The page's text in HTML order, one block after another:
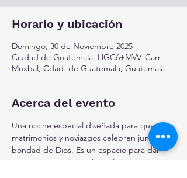
Horario y ubicación
Domingo, 30 de Noviembre 2025
Ciudad de Guatemala, HGC6+MVV, Carr.
Muxbal, Cdad. de Guatemala, Guatemala
Acerca del evento
Una noche especial diseñada para que los
matrimonios y noviazgos celebren juntos la
bondad de Dios. Es un espacio para dar
gracias en pareja por los milagros, metas y